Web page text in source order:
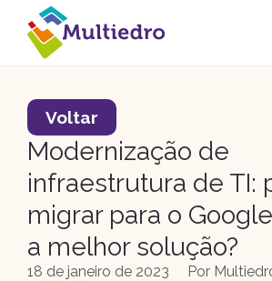
Voltar
Modernização de
infraestrutura de TI:
migrar para o
a melhor solução?
18 de janeiro de 2023 Por